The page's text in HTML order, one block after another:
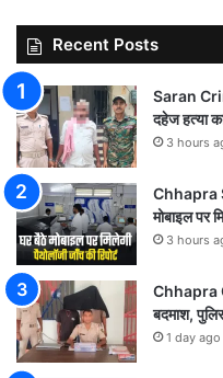
Recent Posts
Saran
दहेज हत्या
3 hours
Chhapra
मोबाइल पर
3 hours
Chhapra
बदमाश,
1 day ago